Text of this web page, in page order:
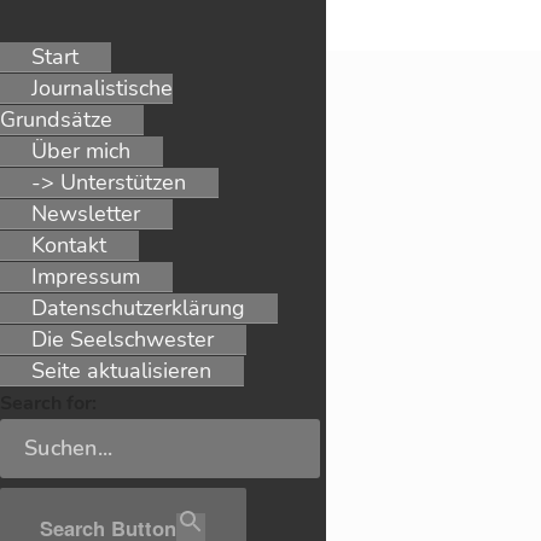
Zum
Inhalt
springen
SCHORNDORFER
Online‑BLATT
Lokalpolitik aus weiblicher Perspektive
KONTAKT
E‑Mail
Start
Journalistische
Grundsätze
Über mich
-> Unterstützen
Newsletter
Kontakt
Impressum
Datenschutz­erklärung
Die Seelschwester
Seite aktualisieren
Search Button